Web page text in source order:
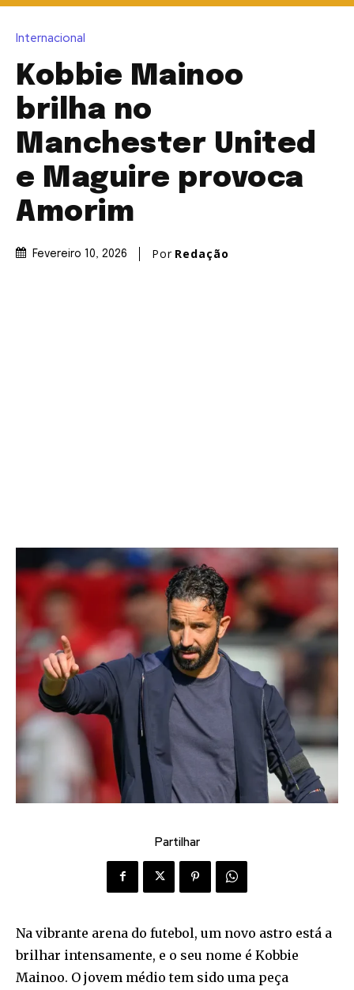
Internacional
Kobbie Mainoo
brilha no
Manchester United
e Maguire provoca
Amorim
Fevereiro 10, 2026 Por Redação
Partilhar
Na vibrante arena do futebol, um novo astro está a
brilhar intensamente, e o seu nome é Kobbie
Mainoo. O jovem médio tem sido uma peça